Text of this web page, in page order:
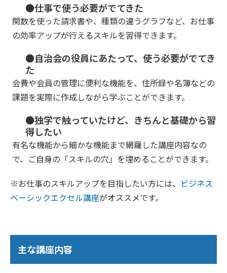
●仕事で使う必要がでてきた
関数を使った請求書や、種類の違うグラフなど、お仕事
の効率アップが行えるスキルを習得できます。
●自治会の役員にあたって、使う必要がでてき
た
会費や会員の管理に便利な機能を、住所録や名簿などの
課題を実際に作成しながら学ぶことができます。
●独学で触っていたけど、きちんと基礎から習
得したい
有名な機能から細かな機能まで網羅した講座内容なの
で、ご自身の「スキルの穴」を埋めることができます。
※お仕事のスキルアップを目指したい方には、 ビジネス
ベーシックエクセル講座がオススメです。
主な講座内容